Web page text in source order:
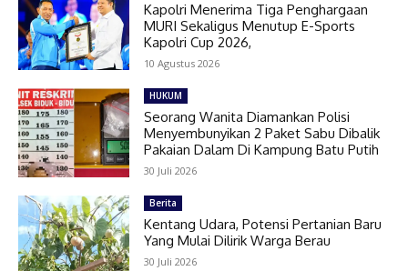
Kapolri Menerima Tiga Penghargaan
MURI Sekaligus Menutup E-Sports
Kapolri Cup 2026,
10 Agustus 2026
HUKUM
Seorang Wanita Diamankan Polisi
Menyembunyikan 2 Paket Sabu Dibalik
Pakaian Dalam Di Kampung Batu Putih
30 Juli 2026
Berita
Kentang Udara, Potensi Pertanian Baru
Yang Mulai Dilirik Warga Berau
30 Juli 2026